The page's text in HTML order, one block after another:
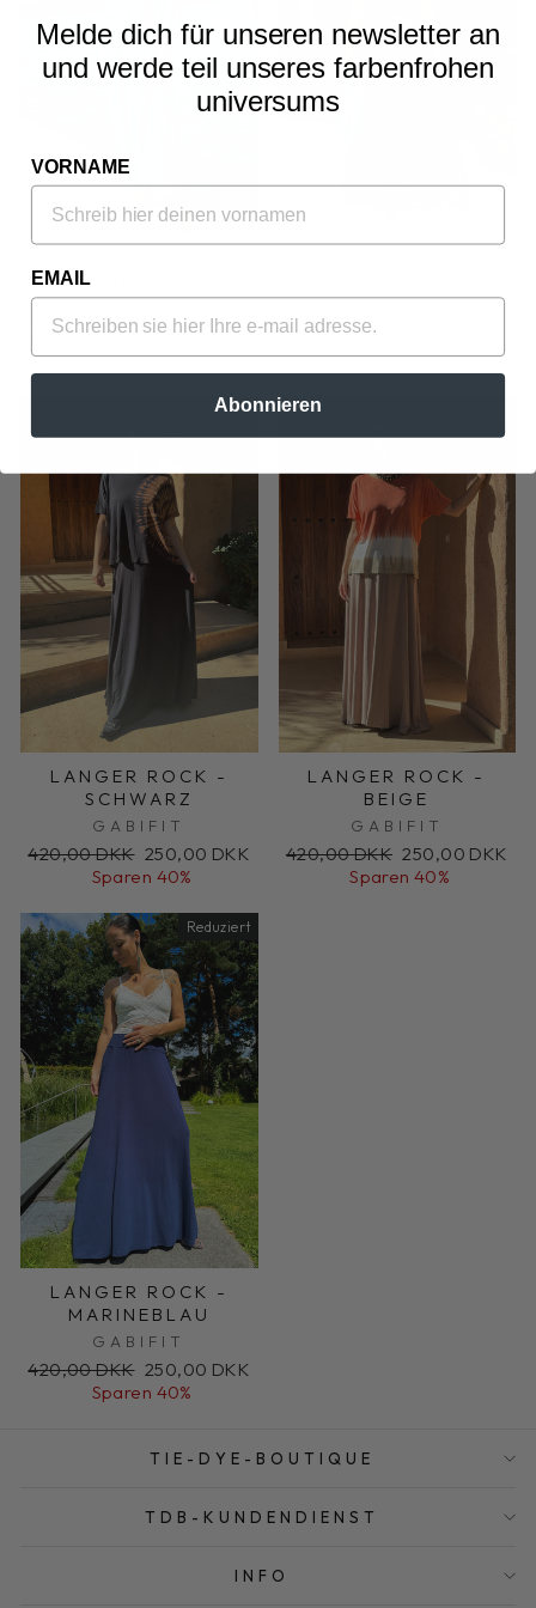
ONE SIZE
Normaler
Preis
699,00 DKK Sonderpreis
499,00 DKK
Sparen 29%
Normaler
Preis
420,00 DKK
Sparen 40%
Reduziert
LANGER ROCK -
SCHWARZ
GABIFIT
Normaler
420,00 DKK Sonderpreis
250,00 DKK
Sparen 40%
LANGER ROCK -
BEIGE
GABIFIT
Normaler
420,00 DKK Sonderpreis
250,00 DKK
Sparen 40%
Reduziert
LANGER ROCK -
MARINEBLAU
GABIFIT
Normaler
420,00 DKK Sonderpreis
250,00 DKK
Sparen 40%
TIE-DYE-BOUTIQUE
TDB-KUNDENDIENST
INFO
Melde dich für unseren newsletter an
und werde teil unseres farbenfrohen
universums
VORNAME
EMAIL
Abonnieren